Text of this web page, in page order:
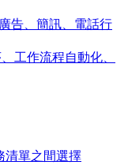
告、簡訊、電話行
工作流程自動化、
清單之間選擇